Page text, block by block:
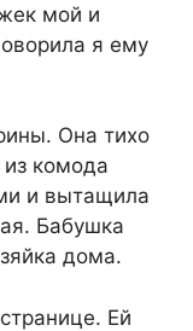
мой и
я ему
Она тихо
комода
и вытащила
Бабушка
дома.
Ей